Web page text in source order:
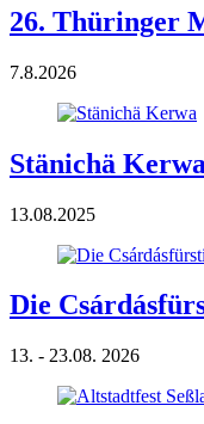
26. Thüringer
7.8.2026
Stänichä Kerwa
13.08.2025
Die
13. - 23.08. 2026